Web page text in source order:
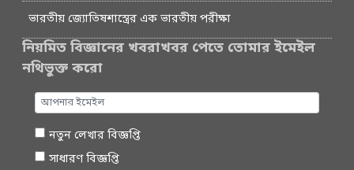
ভারতীয় জ্যোতিষশাস্ত্রের এক ভারতীয় পরীক্ষা
নিয়মিত বিজ্ঞানের খবরাখবর পেতে তোমার ইমেইল
নথিভুক্ত করো
নতুন লেখার বিজ্ঞপ্তি
সাধারণ বিজ্ঞপ্তি